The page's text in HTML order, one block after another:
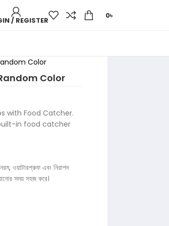
/ REGISTER
0৳
Color
Color
with Food Catcher.
in food catcher
ওয়াটারপ্রুফ এবং নিরাপদ
সময় সহজ করে।